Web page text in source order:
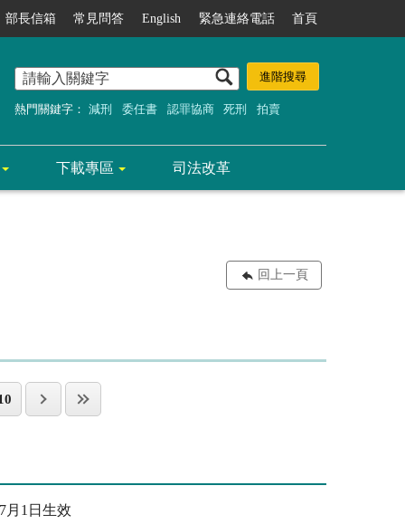
部長信箱 常見問答 English 緊急連絡電話 首頁
熱門關鍵字： 減刑 委任書 認罪協商 死刑 拍賣
下載專區 司法改革
回上一頁
月1日生效